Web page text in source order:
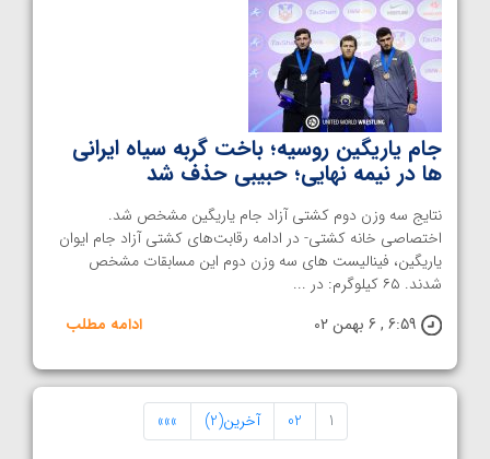
جام یاریگین روسیه؛ باخت گربه سیاه ایرانی
ها در نیمه نهایی؛ حبیبی حذف شد
نتایج سه وزن دوم کشتی آزاد جام یاریگین مشخص شد.
اختصاصی خانه کشتی- در ادامه رقابت‌های کشتی آزاد جام ایوان
یاریگین، فینالیست های سه وزن دوم این مسابقات مشخص
شدند. ۶۵ کیلوگرم: در ...
6:59 , 6 بهمن 02
ادامه مطلب
1
02 آخرین(2) »»»